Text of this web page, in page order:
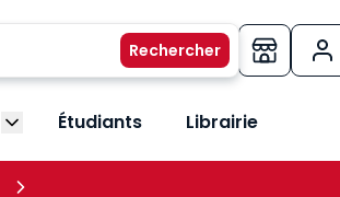
Vos métiers
Afficher le sous-menu Vos besoins
Étudiants Librairie